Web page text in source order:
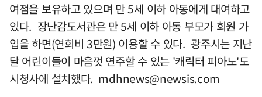
여점을 보유하고 있으며 만 5세 이하 아동에게 대여하고
있다. 장난감도서관은 만 5세 이하 아동 부모가 회원 가
입을 하면(연회비 3만원) 이용할 수 있다. 광주시는 지난
달 어린이들이 마음껏 연주할 수 있는 '캐릭터 피아노'도
시청사에 설치했다. mdhnews@newsis.com